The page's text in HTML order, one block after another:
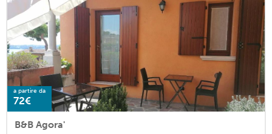
a partire da
72€
B&B Agora'